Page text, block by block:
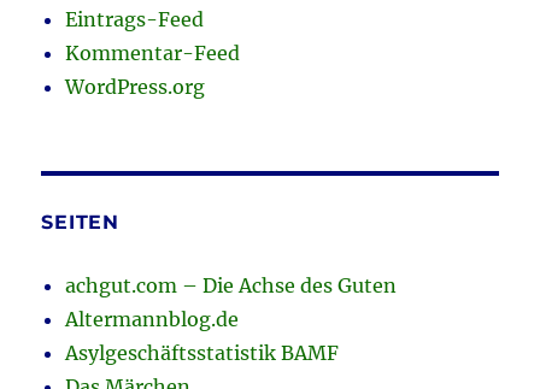
Eintrags-Feed
Kommentar-Feed
WordPress.org
SEITEN
achgut.com – Die Achse des Guten
Altermannblog.de
Asylgeschäftsstatistik BAMF